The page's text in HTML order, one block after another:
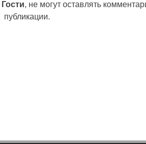
Гости, не могут оставлять
публикации.